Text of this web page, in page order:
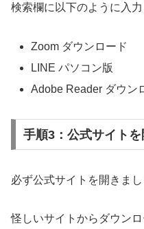
検索欄に以下のように入力
Zoom ダウンロード
LINE パソコン版
Adobe Reader ダウン
手順3：公式サイトを
必ず公式サイトを開きまし
怪しいサイトからダウン